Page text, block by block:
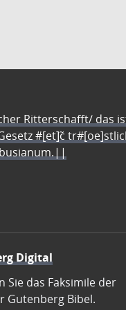
Ritterschafft/ das
#[et]c̃
Digital
Sie das Faksimile der
Gutenberg Bibel.